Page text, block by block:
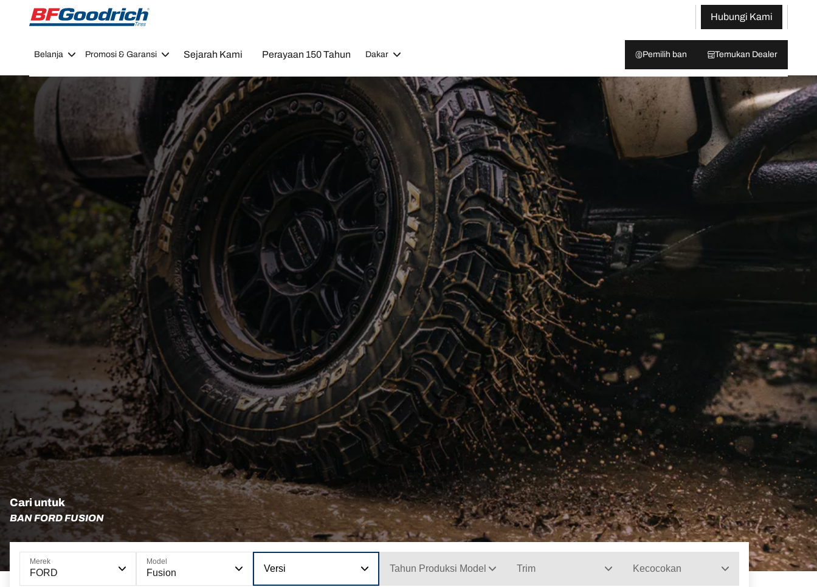
Go to page content
Go to page navigation
Hubungi Kami
Belanja Promosi & Garansi Sejarah Kami Perayaan 150 Tahun Dakar Pemilih ban Temukan Dealer
Cari untuk
BAN FORD FUSION
Merek
FORD
Model
Fusion Versi Tahun Produksi Model Trim Kecocokan